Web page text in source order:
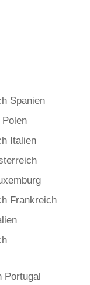
Spanien
Italien
Frankreich
Portugal